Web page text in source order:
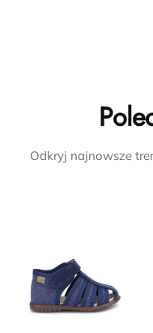
Odkryj najnowsze